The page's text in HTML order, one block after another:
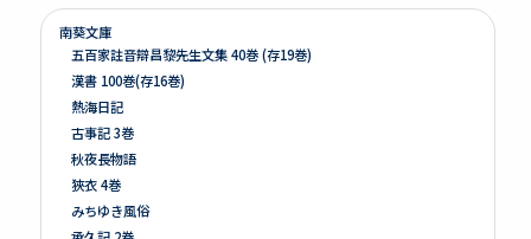
南葵文庫
五百家註音辯昌黎先生文集 40巻 (存19巻)
漢書 100巻(存16巻)
熱海日記
古事記 3巻
秋夜長物語
狹衣 4巻
みちゆき風俗